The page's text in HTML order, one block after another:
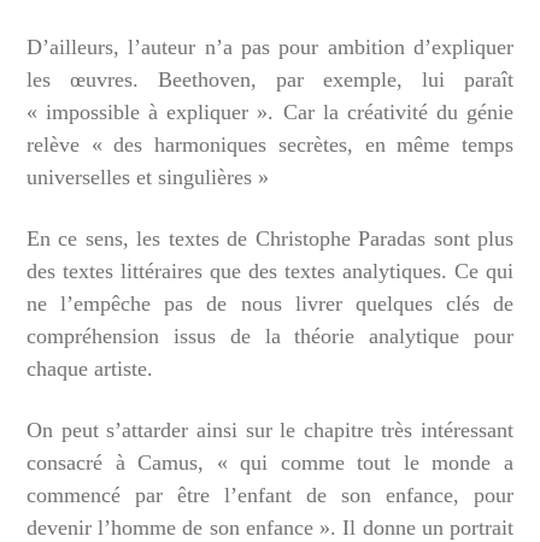
D’ailleurs, l’auteur n’a pas pour ambition d’expliquer
les œuvres. Beethoven, par exemple, lui paraît
« impossible à expliquer ». Car la créativité du génie
relève « des harmoniques secrètes, en même temps
universelles et singulières »
En ce sens, les textes de Christophe Paradas sont plus
des textes littéraires que des textes analytiques. Ce qui
ne l’empêche pas de nous livrer quelques clés de
compréhension issus de la théorie analytique pour
chaque artiste.
On peut s’attarder ainsi sur le chapitre très intéressant
consacré à Camus, « qui comme tout le monde a
commencé par être l’enfant de son enfance, pour
devenir l’homme de son enfance ». Il donne un portrait